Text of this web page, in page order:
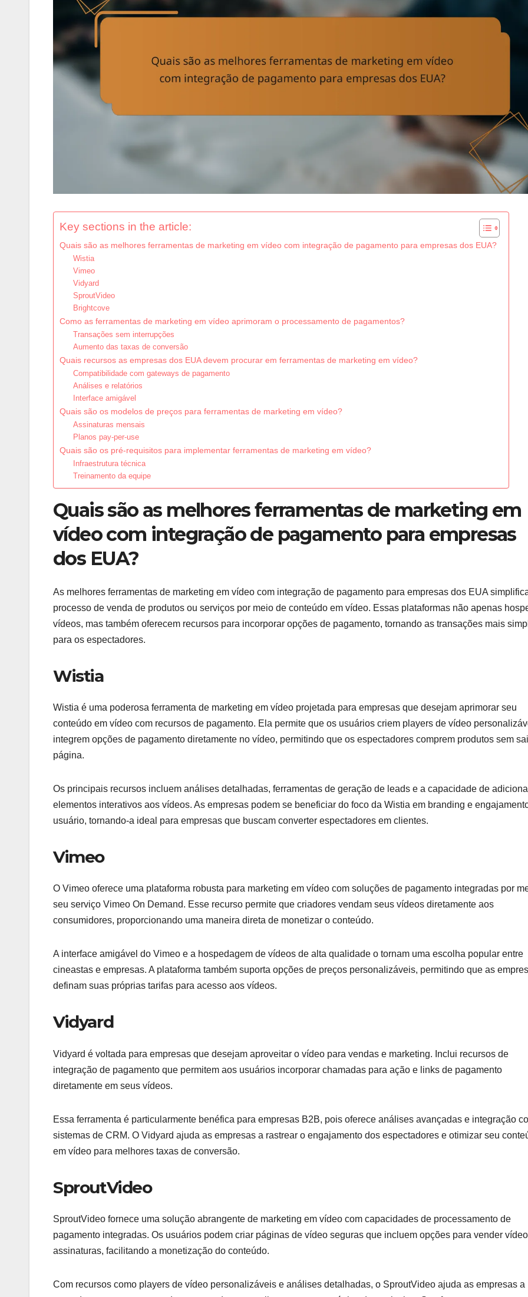
Key sections in the article:
Quais são as melhores ferramentas de marketing em vídeo com integração de pagamento para empresas dos EUA?
Wistia
Vimeo
Vidyard
SproutVideo
Brightcove
Como as ferramentas de marketing em vídeo aprimoram o processamento de pagamentos?
Transações sem interrupções
Aumento das taxas de conversão
Quais recursos as empresas dos EUA devem procurar em ferramentas de marketing em vídeo?
Compatibilidade com gateways de pagamento
Análises e relatórios
Interface amigável
Quais são os modelos de preços para ferramentas de marketing em vídeo?
Assinaturas mensais
Planos pay-per-use
Quais são os pré-requisitos para implementar ferramentas de marketing em vídeo?
Infraestrutura técnica
Treinamento da equipe
Quais são as melhores ferramentas de marketing em
vídeo com integração de pagamento para empresas
dos EUA?
As melhores ferramentas de marketing em vídeo com integração de pagamento para empresas dos EUA
processo de venda de produtos ou serviços por meio de conteúdo em vídeo. Essas plataformas não apenas
vídeos, mas também oferecem recursos para incorporar opções de pagamento, tornando as transações mais
para os espectadores.
Wistia
Wistia é uma poderosa ferramenta de marketing em vídeo projetada para empresas que desejam aprimorar seu
conteúdo em vídeo com recursos de pagamento. Ela permite que os usuários criem players de vídeo
integrem opções de pagamento diretamente no vídeo, permitindo que os espectadores comprem produtos sem
página.
Os principais recursos incluem análises detalhadas, ferramentas de geração de leads e a capacidade de
elementos interativos aos vídeos. As empresas podem se beneficiar do foco da Wistia em branding e
usuário, tornando-a ideal para empresas que buscam converter espectadores em clientes.
Vimeo
O Vimeo oferece uma plataforma robusta para marketing em vídeo com soluções de pagamento integradas por
seu serviço Vimeo On Demand. Esse recurso permite que criadores vendam seus vídeos diretamente aos
consumidores, proporcionando uma maneira direta de monetizar o conteúdo.
A interface amigável do Vimeo e a hospedagem de vídeos de alta qualidade o tornam uma escolha popular entre
cineastas e empresas. A plataforma também suporta opções de preços personalizáveis, permitindo que as
definam suas próprias tarifas para acesso aos vídeos.
Vidyard
Vidyard é voltada para empresas que desejam aproveitar o vídeo para vendas e marketing. Inclui recursos de
integração de pagamento que permitem aos usuários incorporar chamadas para ação e links de pagamento
diretamente em seus vídeos.
Essa ferramenta é particularmente benéfica para empresas B2B, pois oferece análises avançadas e integração
sistemas de CRM. O Vidyard ajuda as empresas a rastrear o engajamento dos espectadores e otimizar seu
em vídeo para melhores taxas de conversão.
SproutVideo
SproutVideo fornece uma solução abrangente de marketing em vídeo com capacidades de processamento de
pagamento integradas. Os usuários podem criar páginas de vídeo seguras que incluem opções para vender
assinaturas, facilitando a monetização do conteúdo.
Com recursos como players de vídeo personalizáveis e análises detalhadas, o SproutVideo ajuda as empresas a